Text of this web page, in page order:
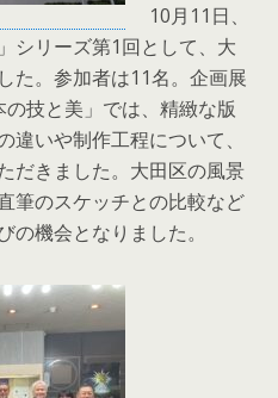
10月11日、
シリーズ第1回として、大
た。参加者は11名。企画展
の技と美」では、精緻な版
いや制作工程について、
だきました。大田区の風景
筆のスケッチとの比較など
機会となりました。